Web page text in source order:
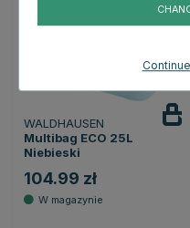
WALDHAUSEN
Multibag ECO 25L
Niebieski
104.99 zł